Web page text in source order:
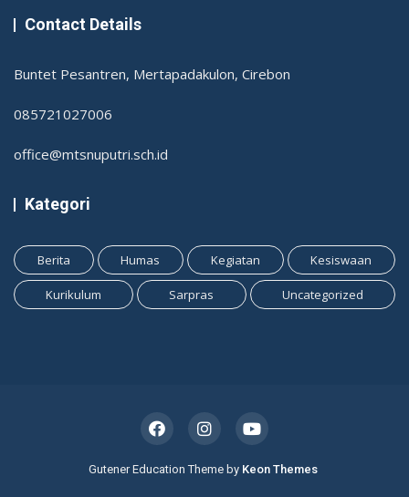
Contact Details
Buntet Pesantren, Mertapadakulon, Cirebon
085721027006
office@mtsnuputri.sch.id
Kategori
Berita Humas Kegiatan Kesiswaan
Kurikulum Sarpras Uncategorized
Gutener Education Theme by Keon Themes